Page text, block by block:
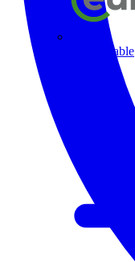
Europacable